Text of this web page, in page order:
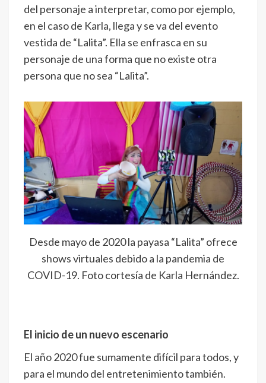
del personaje a interpretar, como por ejemplo,
en el caso de Karla, llega y se va del evento
vestida de “Lalita”. Ella se enfrasca en su
personaje de una forma que no existe otra
persona que no sea “Lalita”.
Desde mayo de 2020 la payasa “Lalita” ofrece
shows virtuales debido a la pandemia de
COVID-19. Foto cortesía de Karla Hernández.
El inicio de un nuevo escenario
El año 2020 fue sumamente difícil para todos, y
para el mundo del entretenimiento también.